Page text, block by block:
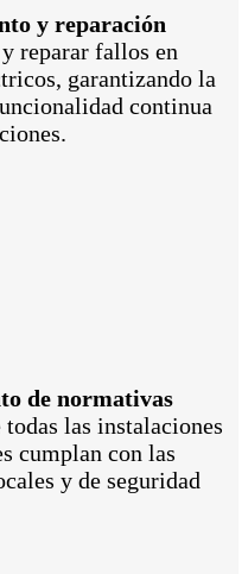
y reparación
reparar fallos en
garantizando la
continua
de normativas
todas las instalaciones
cumplan con las
y de seguridad